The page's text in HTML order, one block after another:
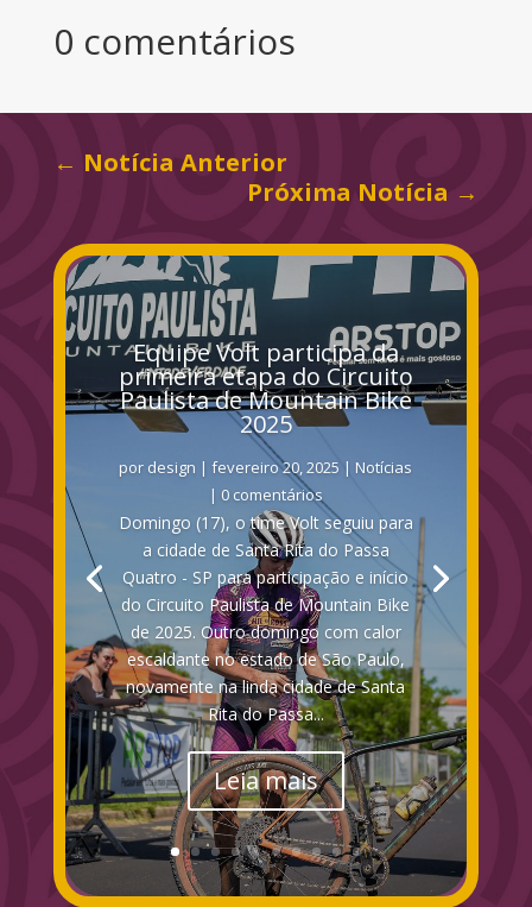
0 comentários
← Notícia Anterior
Próxima Notícia →
Equipe Volt participa da
primeira etapa do Circuito
Paulista de Mountain Bike
2025
por design |fevereiro 20, 2025 | Notícias
| 0 comentários
Domingo (17), o time Volt seguiu para
a cidade de Santa Rita do Passa
Quatro - SP para participação e início
do Circuito Paulista de Mountain Bike
de 2025. Outro domingo com calor
escaldante no estado de São Paulo,
novamente na linda cidade de Santa
Rita do Passa...
Leia mais